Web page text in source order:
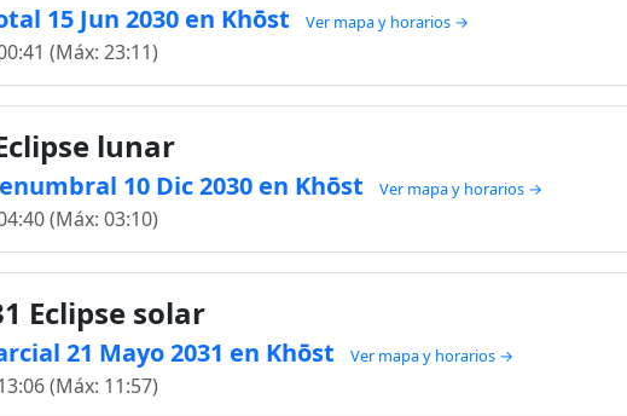
15 Jun 2030 en Khōst Ver mapa y horarios →
(Máx: 23:11)
lunar
10 Dic 2030 en Khōst Ver mapa y horarios →
(Máx: 03:10)
Eclipse solar
21 Mayo 2031 en Khōst Ver mapa y horarios →
(Máx: 11:57)